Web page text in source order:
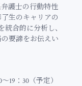
護士の行動特性
生のキャリアの
合的に分析し、
要諦をお伝えい
19：30（予定）